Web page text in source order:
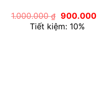
1.000.000₫ Giá
gốc
là:
900.000
Tiết kiệm: 10%